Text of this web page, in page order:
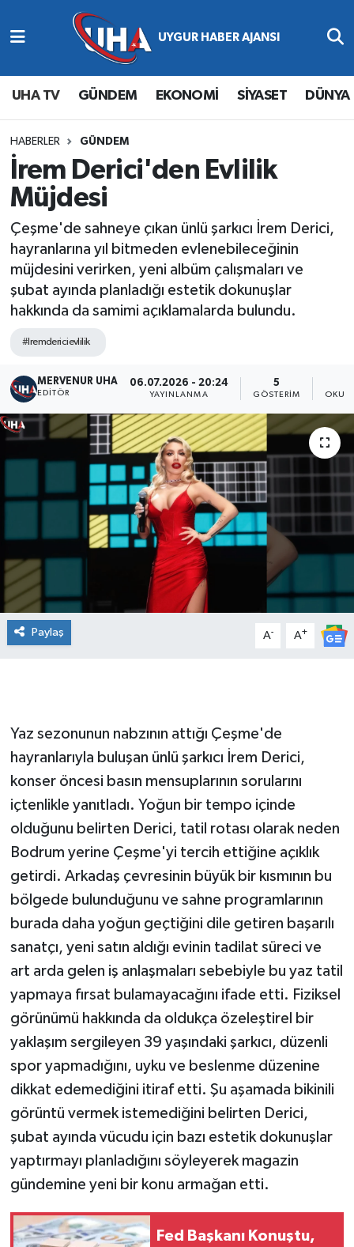
UHA TV GÜNDEM EKONOMİ SİYASET DÜNYA
HABERLER GÜNDEM
İrem Derici'den Evlilik
Müjdesi
Çeşme'de sahneye çıkan ünlü şarkıcı İrem Derici,
hayranlarına yıl bitmeden evlenebileceğinin
müjdesini verirken, yeni albüm çalışmaları ve
şubat ayında planladığı estetik dokunuşlar
hakkında da samimi açıklamalarda bulundu.
#Iremdericievlilik
MERVENUR UHA
EDITÖR
06.07.2026 - 20:24
YAYINLANMA
5
GÖSTERIM
Paylaş A- A+
Yaz sezonunun nabzının attığı Çeşme'de
hayranlarıyla buluşan ünlü şarkıcı İrem Derici,
konser öncesi basın mensuplarının sorularını
içtenlikle yanıtladı. Yoğun bir tempo içinde
olduğunu belirten Derici, tatil rotası olarak neden
Bodrum yerine Çeşme'yi tercih ettiğine açıklık
getirdi. Arkadaş çevresinin büyük bir kısmının bu
bölgede bulunduğunu ve sahne programlarının
burada daha yoğun geçtiğini dile getiren başarılı
sanatçı, yeni satın aldığı evinin tadilat süreci ve
art arda gelen iş anlaşmaları sebebiyle bu yaz tatil
yapmaya fırsat bulamayacağını ifade etti. Fiziksel
görünümü hakkında da oldukça özeleştirel bir
yaklaşım sergileyen 39 yaşındaki şarkıcı, düzenli
spor yapmadığını, uyku ve beslenme düzenine
dikkat edemediğini itiraf etti. Şu aşamada bikinili
görüntü vermek istemediğini belirten Derici,
şubat ayında vücudu için bazı estetik dokunuşlar
yaptırmayı planladığını söyleyerek magazin
gündemine yeni bir konu armağan etti.
Fed Başkanı Konuştu,
Abone Ol
Gündem
Ekonomi
Magazin
Siyaset
Spor
Yaşam
Nöbetçi Eczaneler
Hava Durumu
Namaz Vakitleri
Trafik Durumu
Süper Lig Puan Durumu ve Fikstür
Tüm Manşetler
Son Dakika Haberleri
Haber Arşivi